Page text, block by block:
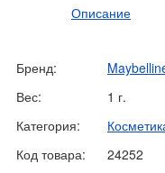
Описание
Бренд:
Вес:
1 г.
Категория:
Код товара:
24252